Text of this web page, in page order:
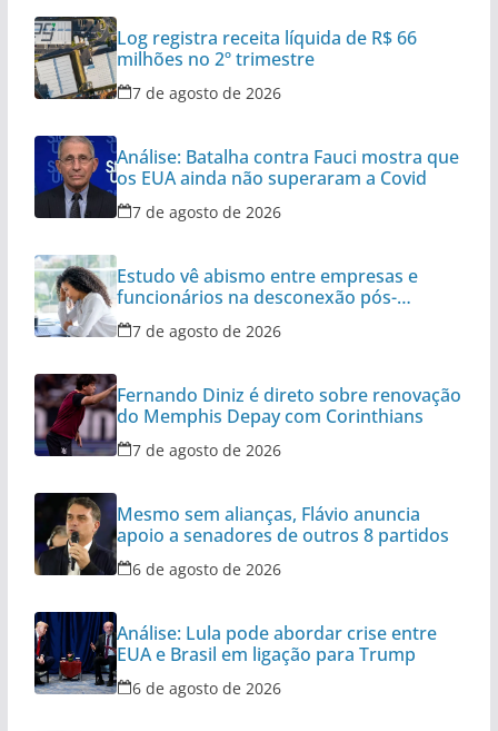
Log registra receita líquida de R$ 66
milhões no 2º trimestre
7 de agosto de 2026
Análise: Batalha contra Fauci mostra que
os EUA ainda não superaram a Covid
7 de agosto de 2026
Estudo vê abismo entre empresas e
funcionários na desconexão pós-
expediente
7 de agosto de 2026
Fernando Diniz é direto sobre renovação
do Memphis Depay com Corinthians
7 de agosto de 2026
Mesmo sem alianças, Flávio anuncia
apoio a senadores de outros 8 partidos
6 de agosto de 2026
Análise: Lula pode abordar crise entre
EUA e Brasil em ligação para Trump
6 de agosto de 2026